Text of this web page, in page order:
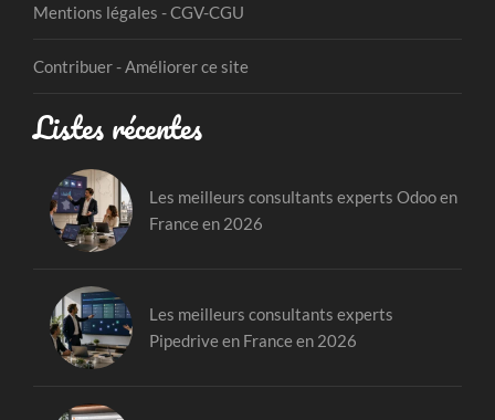
Mentions légales - CGV-CGU
Contribuer - Améliorer ce site
Listes récentes
Les meilleurs consultants experts Odoo en
France en 2026
Les meilleurs consultants experts
Pipedrive en France en 2026